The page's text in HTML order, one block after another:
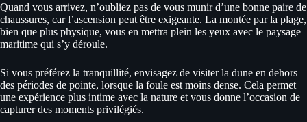
Quand vous arrivez, n’oubliez pas de vous munir d’une bonne paire de
chaussures, car l’ascension peut être exigeante. La montée par la plage,
bien que plus physique, vous en mettra plein les yeux avec le paysage
maritime qui s’y déroule.
Si vous préférez la tranquillité, envisagez de visiter la dune en dehors
des périodes de pointe, lorsque la foule est moins dense. Cela permet
une expérience plus intime avec la nature et vous donne l’occasion de
capturer des moments privilégiés.